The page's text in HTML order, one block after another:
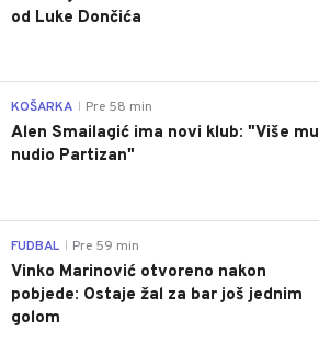
od Luke Dončića
KOŠARKA Pre 58 min
Alen Smailagić ima novi klub: "Više mu
nudio Partizan"
FUDBAL Pre 59 min
Vinko Marinović otvoreno nakon
pobjede: Ostaje žal za bar još jednim
golom